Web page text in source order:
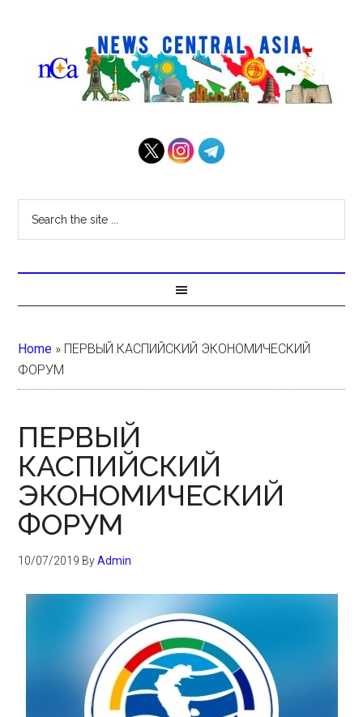
Home » ПЕРВЫЙ КАСПИЙСКИЙ ЭКОНОМИЧЕСКИЙ
ФОРУМ
ПЕРВЫЙ
КАСПИЙСКИЙ
ЭКОНОМИЧЕСКИЙ
ФОРУМ
10/07/2019 ByAdmin